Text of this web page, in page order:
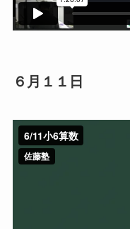
６月１１日